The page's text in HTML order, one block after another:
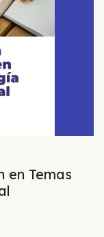
en Temas